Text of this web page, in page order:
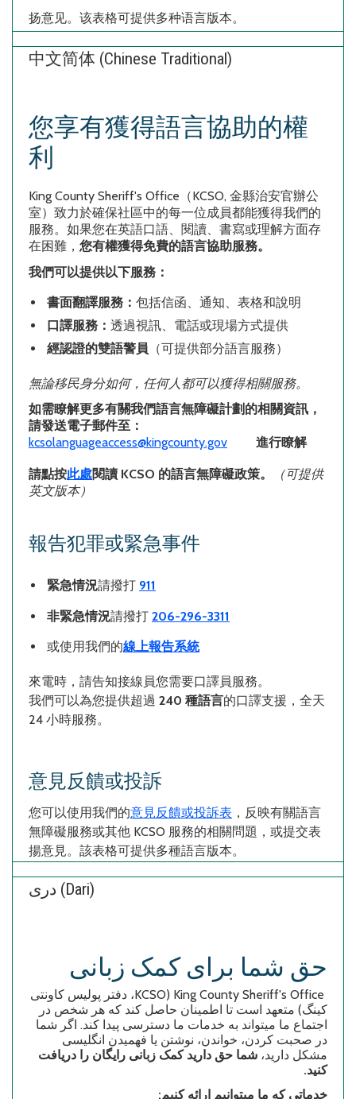
扬意见。该表格可提供多种语言版本。
中文简体 (Chinese Traditional)
您享有獲得語言協助的權
利
King County Sheriff's Office （KCSO, 金縣治安官辦公
室）致力於確保社區中的每一位成員都能獲得我們的
服務。如果您在英語口語、閱讀、書寫或理解方面存
在困難， 您有權獲得免費的語言協助服務。
我們可以提供以下服務：
書面翻譯服務： 包括信函、通知、表格和說明
口譯服務： 透過視訊、電話或現場方式提供
經認證的雙語警員 （可提供部分語言服務）
無論移民身分如何，任何人都可以獲得相關服務。
如需瞭解更多有關我們語言無障礙計劃的相關資訊，
請發送電子郵件至：
kcsolanguageaccess@kingcounty.gov
進行瞭解
請點按此處閱讀 KCSO 的語言無障礙政策。
（可提供
英文版本）
報告犯罪或緊急事件
緊急情況請撥打 911
非緊急情況請撥打 206-296-3311
或使用我們的線上報告系統
來電時，請告知接線員您需要口譯員服務。
我們可以為您提供超過 240 種語言的口譯支援，全天
24 小時服務。
意見反饋或投訴
您可以使用我們的意見反饋或投訴表 ，反映有關語言
無障礙服務或其他 KCSO 服務的相關問題，或提交表
揚意見。該表格可提供多種語言版本。
دری (Dari)
حق شما برای کمک زبانی
King County Sheriff's Office
(
KCSO، دفتر پولیس کاونتی
کینگ) متعهد است تا اطمینان حاصل کند که هر شخص در
اجتماع ما میتواند به خدمات ما دسترسی پیدا کند. اگر شما
در صحبت کردن، خواندن، نوشتن یا فهمیدن انگلیسی
مشکل دارید، شما حق دارید کمک زبانی رایگان را دریافت
کنید.
خدماتی که ما میتوانیم ارائه کنیم: